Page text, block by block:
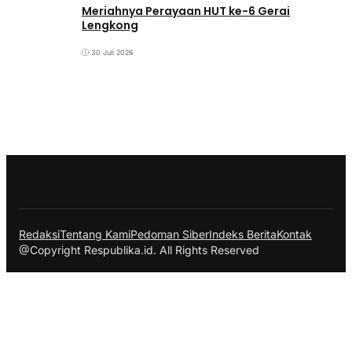
Meriahnya Perayaan HUT ke-6 Gerai
Lengkong
30 Juli 2026
RedaksiTentang KamiPedoman SiberIndeks BeritaKontak
@Copyright Respublika.id. All Rights Reserved